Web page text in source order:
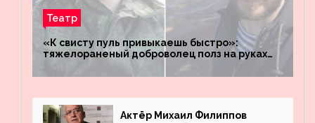
Театр
«К свисту пуль привыкаешь быстро»:
тяжелораненый доброволец полз на руках
четыре километра через заминированное
поле
Актёр Михаил Филиппов